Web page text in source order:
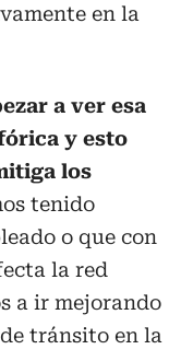
en la
a ver esa
y esto
los
tenido
o que con
la red
a ir mejorando
tránsito en la